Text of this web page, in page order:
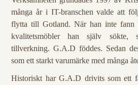
många år i IT-branschen valde att
flytta till Gotland. När han inte fann
kvalitetsmöbler han själv sökte,
tillverkning. G.A.D föddes. Sedan
som ett starkt varumärke med många
Historiskt har G.A.D drivits som ett